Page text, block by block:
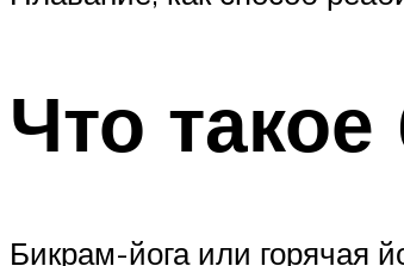
Что
Бикрам-йога или горячая